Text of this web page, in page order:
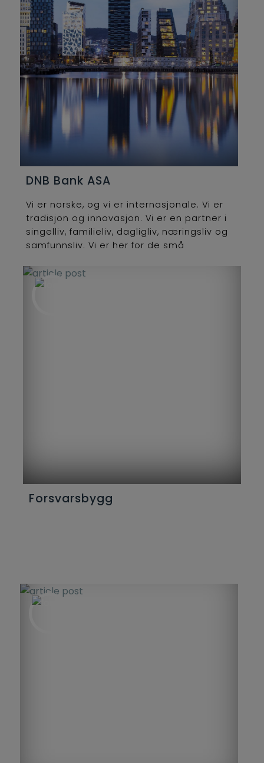
DNB Bank ASA
Vi er norske, og vi er internasjonale. Vi er
tradisjon og innovasjon. Vi er en partner i
singelliv, familieliv, dagligliv, næringsliv og
samfunnsliv. Vi er her for de små
dag knytter vi mennesker og ideer
sammen med kunnskap og kapital.
Forsvarsbygg